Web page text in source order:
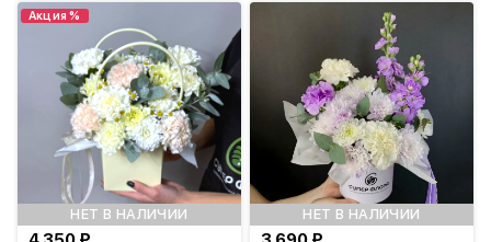
НЕТ В НАЛИЧИИ
Акция %
НЕТ В НАЛИЧИИ